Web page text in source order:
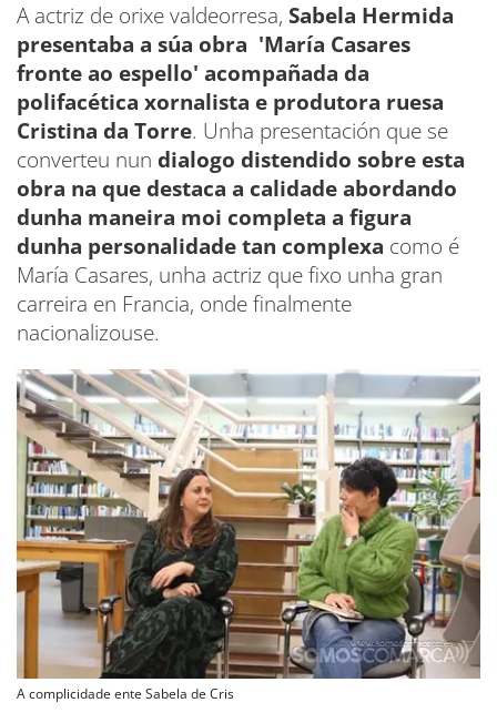
A actriz de orixe valdeorresa, Sabela Hermida
presentaba a súa obra 'María Casares
fronte ao espello' acompañada da
polifacética xornalista e produtora ruesa
Cristina da Torre. Unha presentación que se
converteu nun dialogo distendido sobre esta
obra na que destaca a calidade abordando
dunha maneira moi completa a figura
dunha personalidade tan complexa como é
María Casares, unha actriz que fixo unha gran
carreira en Francia, onde finalmente
nacionalizouse.
A complicidade ente Sabela de Cris